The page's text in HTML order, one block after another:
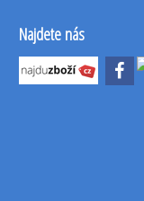
Najdete nás